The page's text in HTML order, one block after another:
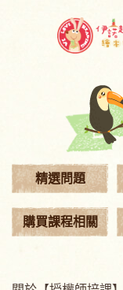
精選問題
購買課程相關